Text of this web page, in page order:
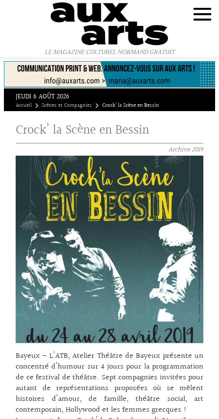
LE MAGAZINE CULTUREL NORMAND GRATUIT
JEUDI 6 AOÛT 2026
Accueil Scènes et Compagnies Crock’ la Scène en Bessin
Crock’ la Scène en Bessin
Archive2019
Bayeux – L’ATB, Atelier Théâtre de Bayeux présente un
concentré d’humour sur 4 jours pour la programmation
de ce festival de théâtre. Sept compagnies invitées pour
autant de représentations proposées où se mêlent
histoires d’amour, de famille, théâtre social, art
contemporain, Hollywood et les femmes grecques !
Panneau de gestion des cookies